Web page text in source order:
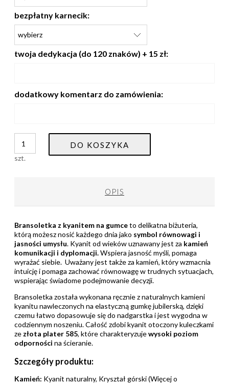
bezpłatny karnecik:
twoja dedykacja (do 120 znaków) + 15 zł:
dodatkowy komentarz do zamówienia:
szt.
DO KOSZYKA
OPIS
Bransoletka z kyanitem na gumceto delikatna biżuteria,
którą możesz nosić każdego dnia jako symbol równowagi i
jasności umysłu. Kyanit od wieków uznawany jest za kamień
komunikacji i dyplomacji.Wspiera jasność myśli, pomaga
wyrażać siebie. Uważany jest także za kamień, który wzmacnia
intuicję i pomaga zachować równowagę w trudnych sytuacjach,
wspierając świadome podejmowanie decyzji.
Bransoletka została wykonana ręcznie z naturalnych kamieni
kyanitu nawleczonych na elastyczną gumkę jubilerską, dzięki
czemu łatwo dopasowuje się do nadgarstka i jest wygodna w
codziennym noszeniu. Całość zdobi kyanit otoczony kuleczkami
zezłota plater 585, które charakteryzujewysoki poziom
odporności na ścieranie.
Szczegóły produktu:
Kamień: Kyanit naturalny, Kryształ górski (Więcej o